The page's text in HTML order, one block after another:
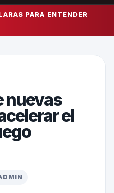
PARA ENTENDER
nuevas
el